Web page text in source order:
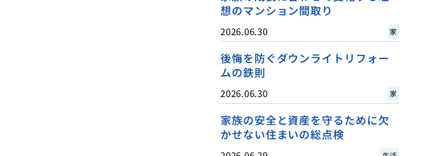
想のマンション間取り
2026.06.30 家
後悔を防ぐダウンライトリフォー
ムの鉄則
2026.06.30 家
家族の安全と資産を守るために欠
かせない住まいの総点検